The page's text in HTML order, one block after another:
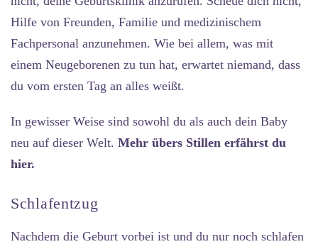
Hilfe von Freunden, Familie und medizinischem
Fachpersonal anzunehmen. Wie bei allem, was mit
einem Neugeborenen zu tun hat, erwartet niemand, dass
du vom ersten Tag an alles weißt.
In gewisser Weise sind sowohl du als auch dein Baby
neu auf dieser Welt. Mehr übers Stillen erfährst du
hier.
Schlafentzug
Nachdem die Geburt vorbei ist und du nur noch schlafen